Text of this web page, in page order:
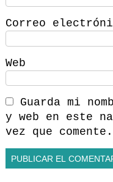
Correo
Web
Guarda mi
y web en este
vez que comente.